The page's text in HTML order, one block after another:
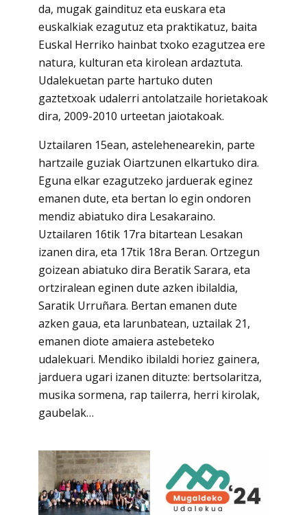
da, mugak gaindituz eta euskara eta
euskalkiak ezagutuz eta praktikatuz, baita
Euskal Herriko hainbat txoko ezagutzea ere
natura, kulturan eta kirolean ardaztuta.
Udalekuetan parte hartuko duten
gaztetxoak udalerri antolatzaile horietakoak
dira, 2009-2010 urteetan jaiotakoak.
Uztailaren 15ean, astelehenearekin, parte
hartzaile guziak Oiartzunen elkartuko dira.
Eguna elkar ezagutzeko jarduerak eginez
emanen dute, eta bertan lo egin ondoren
mendiz abiatuko dira Lesakaraino.
Uztailaren 16tik 17ra bitartean Lesakan
izanen dira, eta 17tik 18ra Beran. Ortzegun
goizean abiatuko dira Beratik Sarara, eta
ortziralean eginen dute azken ibilaldia,
Saratik Urruñara. Bertan emanen dute
azken gaua, eta larunbatean, uztailak 21,
emanen diote amaiera astebeteko
udalekuari. Mendiko ibilaldi horiez gainera,
jarduera ugari izanen dituzte: bertsolaritza,
musika sormena, rap tailerra, herri kirolak,
gaubelak…